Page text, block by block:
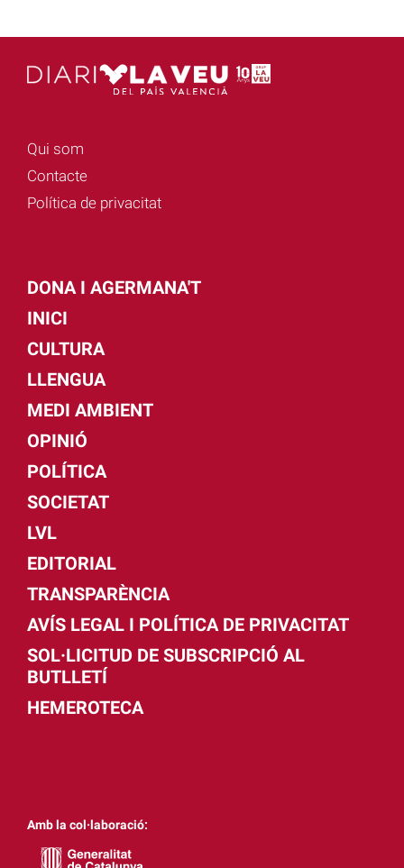
Qui som
Contacte
Política de privacitat
DONA I AGERMANA'T
INICI
CULTURA
LLENGUA
MEDI AMBIENT
OPINIÓ
POLÍTICA
SOCIETAT
LVL
EDITORIAL
TRANSPARÈNCIA
AVÍS LEGAL I POLÍTICA DE PRIVACITAT
SOL·LICITUD DE SUBSCRIPCIÓ AL
BUTLLETÍ
HEMEROTECA
Amb la col·laboració: